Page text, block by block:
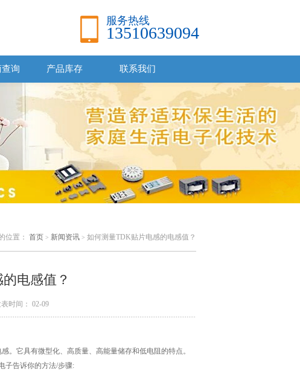
服务热线
13510639094
询 产品库存 联系我们
位置： 首页 > 新闻资讯 > 如何测量TDK贴片电感的电感值？
电感值？
时间： 02-09
。它具有微型化、高质量、高能量储存和低电阻的特点。
子告诉你的方法/步骤: